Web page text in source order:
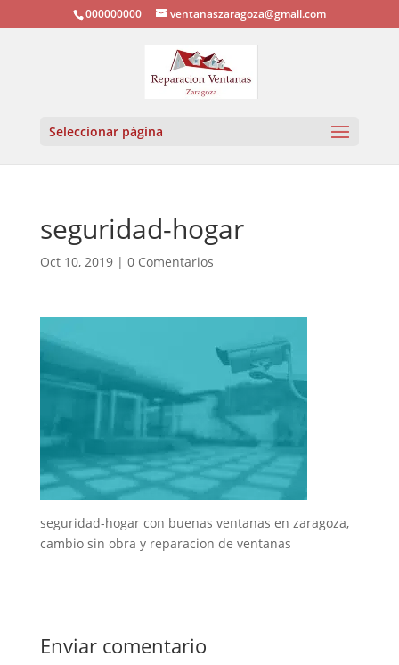
000000000 ventanaszaragoza@gmail.com
Seleccionar página
seguridad-hogar
Oct 10, 2019| 0 Comentarios
seguridad-hogar con buenas ventanas en zaragoza,
cambio sin obra y reparacion de ventanas
Enviar comentario